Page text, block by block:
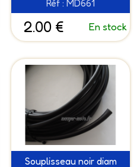
Réf : MD661
2.00 € En stock
Souplisseau noir diam